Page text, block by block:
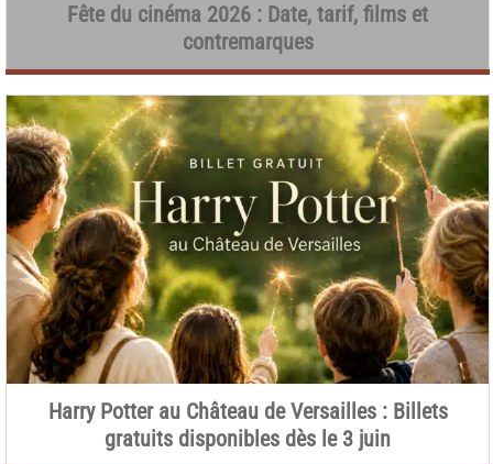
Fête du cinéma 2026 : Date, tarif, films et
contremarques
Harry Potter au Château de Versailles : Billets
gratuits disponibles dès le 3 juin